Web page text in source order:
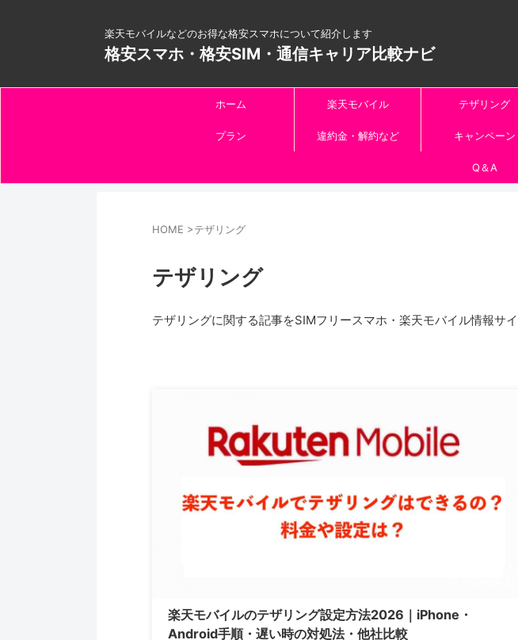
楽天モバイルなどのお得な格安スマホについて紹介します
格安スマホ・格安SIM・通信キャリア比較ナビ
ホーム 楽天モバイル テザリング
プラン 違約金・解約など キャンペーン
Q＆A
HOME >テザリング
テザリング
テザリングに関する記事をSIMフリースマホ・楽天モバイル情報サ
楽天モバイルのテザリング設定方法2026｜iPhone・
Android手順・遅い時の対処法・他社比較